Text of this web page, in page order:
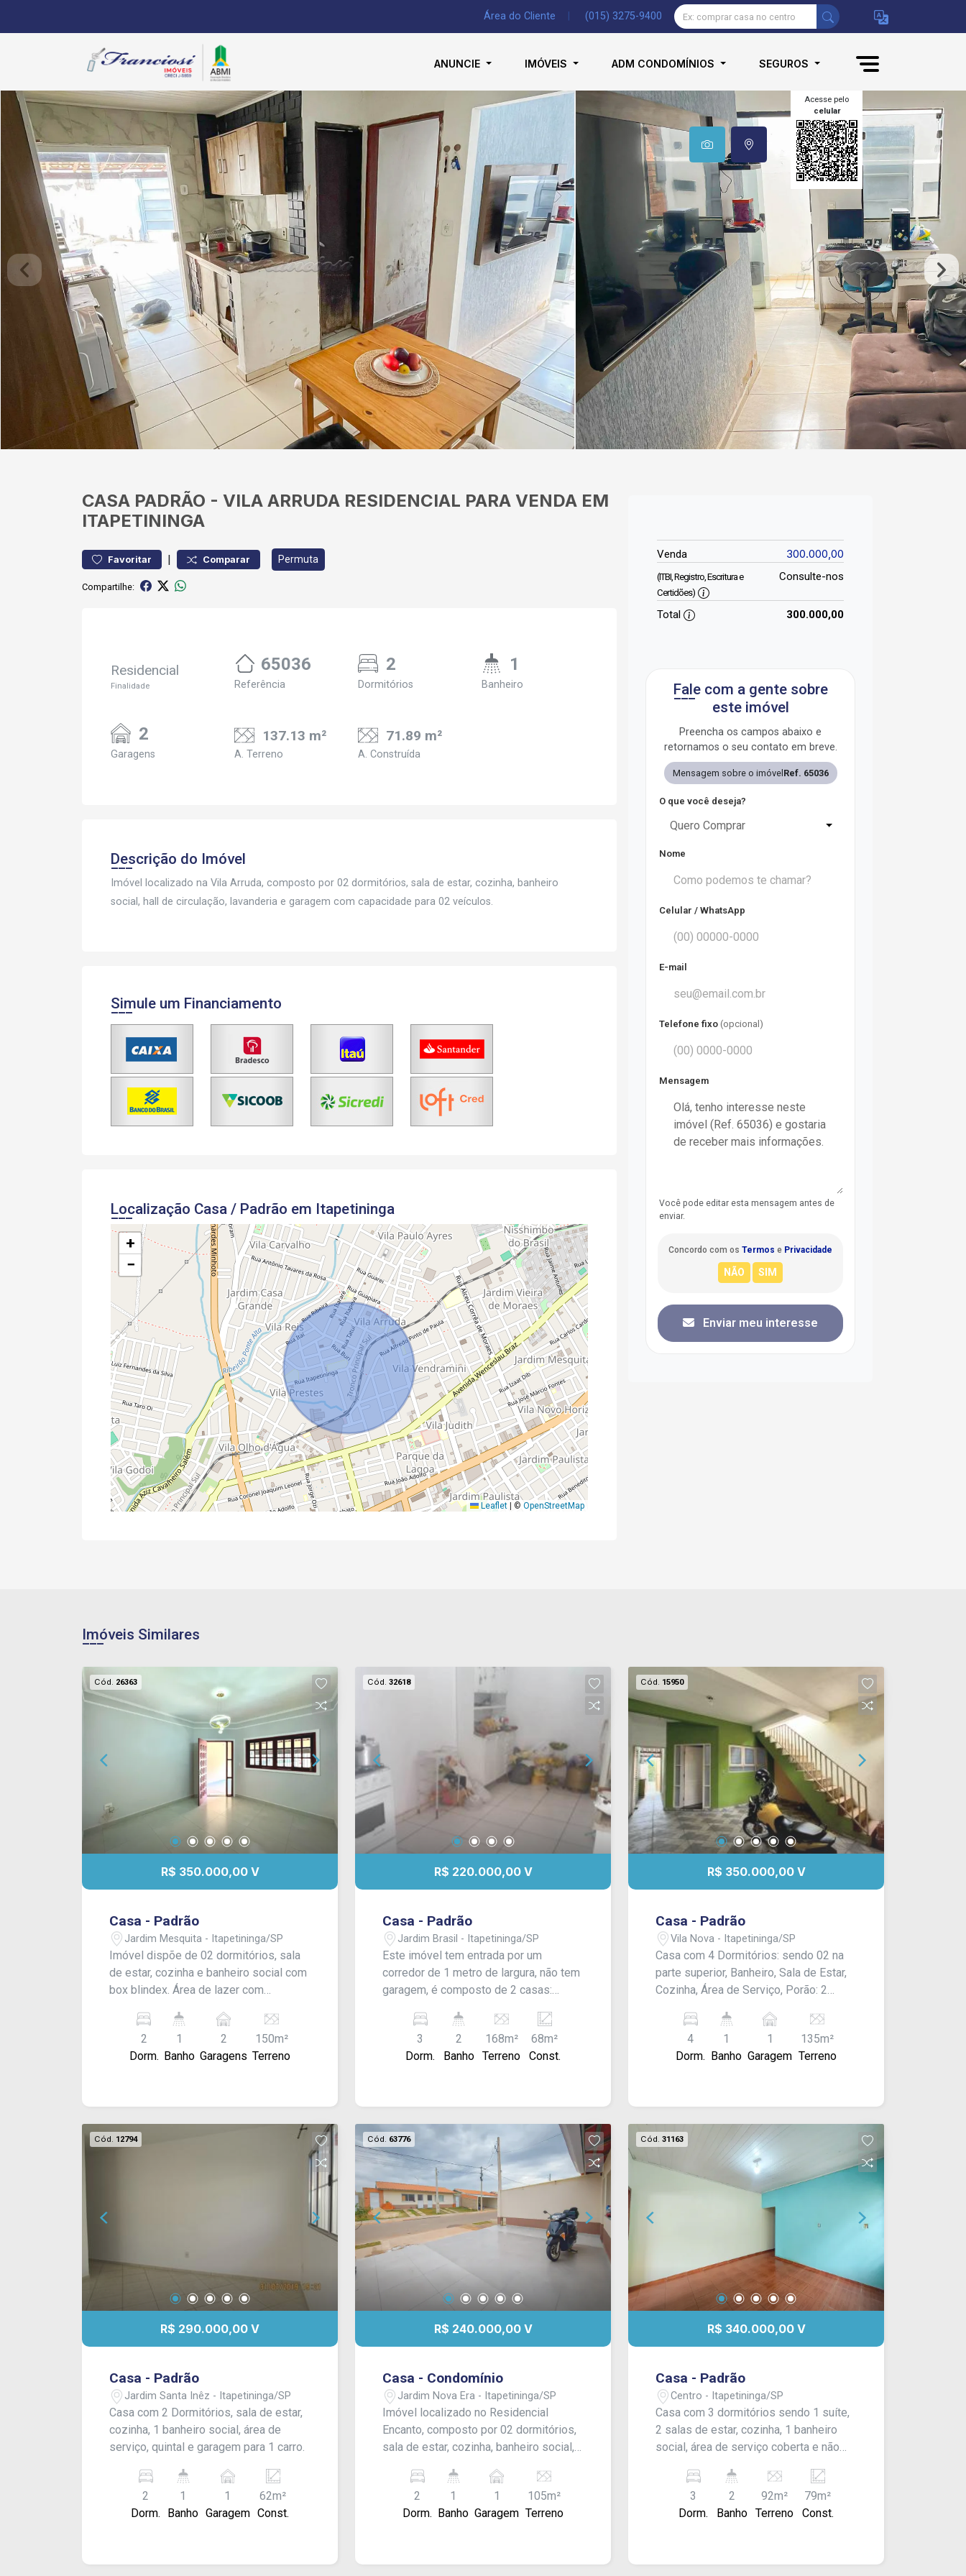
Área do Cliente (015) 3275-9400
ANUNCIE IMÓVEIS ADM CONDOMÍNIOS SEGUROS
Acesse pelo
celular
CASA PADRÃO - VILA ARRUDA RESIDENCIAL PARA VENDA EM
ITAPETININGA
Favoritar | Comparar Permuta
Compartilhe:
Residencial
Finalidade
65036
Referência
2
Dormitórios
1
Banheiro
2
Garagens
137.13 m²
A. Terreno
71.89 m²
A. Construída
Descrição do Imóvel
Imóvel localizado na Vila Arruda, composto por 02 dormitórios, sala de estar, cozinha, banheiro
social, hall de circulação, lavanderia e garagem com capacidade para 02 veículos.
Simule um Financiamento
Localização Casa / Padrão em Itapetininga
+
−
Leaflet © OpenStreetMap
Venda 300.000,00
(ITBI, Registro, Escritura e
Certidões)
Consulte-nos
Total 300.000,00
Fale com a gente sobre
este imóvel
Preencha os campos abaixo e
retornamos o seu contato em breve.
Mensagem sobre o imóvel Ref. 65036
O que você deseja?
Quero Comprar
Nome
Celular / WhatsApp
E-mail
Telefone fixo (opcional)
Mensagem
Você pode editar esta mensagem antes de
enviar.
Concordo com os Termos e Privacidade
Enviar meu interesse
Imóveis Similares
Cód. 26363
R$ 350.000,00 V
Casa - Padrão
Jardim Mesquita - Itapetininga/SP
Imóvel dispõe de 02 dormitórios, sala
de estar, cozinha e banheiro social com
box blindex. Área de lazer com
garagem para 02 carros. Acabamento:
Laje, piso frio, porcelanato, blindex e
moldura de gesso. CONSULTE-NOS !
2
Dorm.
1
Banho
2
Garagens
150m²
Terreno
Cód. 32618
R$ 220.000,00 V
Casa - Padrão
Jardim Brasil - Itapetininga/SP
Este imóvel tem entrada por um
corredor de 1 metro de largura, não tem
garagem, é composto de 2 casas:
01 banheiro, lavanderia e quintal.
Segunda - Fundos com 01 quarto, sala,
cozinha, 01 banheiro e lavanderia.
3
Dorm.
2
Banho
168m²
Terreno
68m²
Const.
Cód. 15950
R$ 350.000,00 V
Casa - Padrão
Vila Nova - Itapetininga/SP
Casa com 4 Dormitórios: sendo 02 na
parte superior, Banheiro, Sala de Estar,
Cozinha, Área de Serviço, Porão: 2
eletrônico. Estrutura para sobrado.
Sobra terreno de 5 x 27 m².
Acabamento:- teto laje, piso frio e
4
Dorm.
1
Banho
1
Garagem
135m²
Terreno
Cód. 12794
R$ 290.000,00 V
Casa - Padrão
Jardim Santa Inêz - Itapetininga/SP
Casa com 2 Dormitórios, sala de estar,
cozinha, 1 banheiro social, área de
serviço, quintal e garagem para 1 carro.
2
Dorm.
1
Banho
1
Garagem
62m²
Const.
Cód. 63776
R$ 240.000,00 V
Casa - Condomínio
Jardim Nova Era - Itapetininga/SP
Imóvel localizado no Residencial
Encanto, composto por 02 dormitórios,
sala de estar, cozinha, banheiro social,
vaga para 01 veículo. Acabamento em
laje e piso frio.
2
Dorm.
1
Banho
1
Garagem
105m²
Terreno
Cód. 31163
R$ 340.000,00 V
Casa - Padrão
Centro - Itapetininga/SP
Casa com 3 dormitórios sendo 1 suíte,
2 salas de estar, cozinha, 1 banheiro
social, área de serviço coberta e não
pvc e piso frio.
3
Dorm.
2
Banho
92m²
Terreno
79m²
Const.